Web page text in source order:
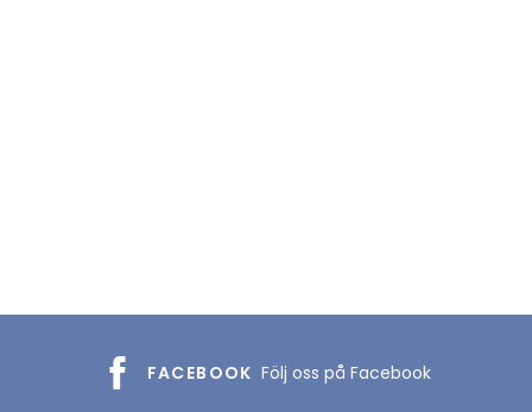
FACEBOOK Följ oss på Facebook